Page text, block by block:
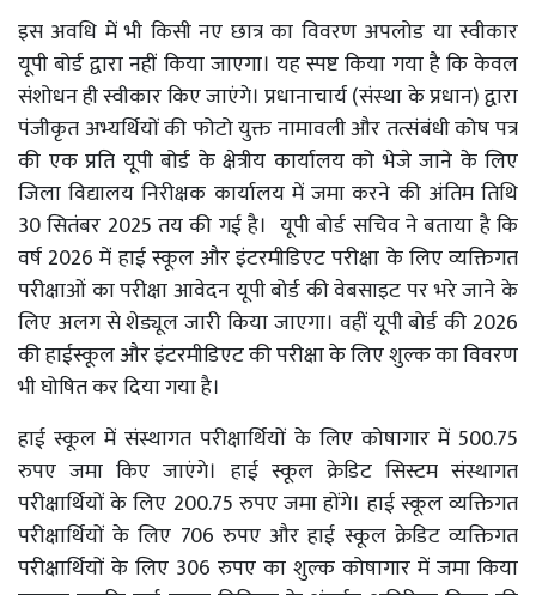
‌इस अवधि में भी किसी नए छात्र का विवरण अपलोड या स्वीकार
यूपी बोर्ड द्वारा नहीं किया जाएगा। यह स्पष्ट किया गया है कि केवल
संशोधन ही स्वीकार किए जाएंगे। प्रधानाचार्य (संस्था के प्रधान) द्वारा
पंजीकृत अभ्यर्थियों की फोटो युक्त नामावली और तत्संबंधी कोष पत्र
की एक प्रति यूपी बोर्ड के क्षेत्रीय कार्यालय को भेजे जाने के लिए
जिला विद्यालय निरीक्षक कार्यालय में जमा करने की अंतिम तिथि
30 सितंबर 2025 तय की गई है। यूपी बोर्ड सचिव ने बताया है कि
वर्ष 2026 में हाई स्कूल और इंटरमीडिएट परीक्षा के लिए व्यक्तिगत
परीक्षाओं का परीक्षा आवेदन यूपी बोर्ड की वेबसाइट पर भरे जाने के
लिए अलग से शेड्यूल जारी किया जाएगा। वहीं यूपी बोर्ड की 2026
की हाईस्कूल और इंटरमीडिएट की परीक्षा के लिए शुल्क का विवरण
भी घोषित कर दिया गया है।
हाई स्कूल में संस्थागत परीक्षार्थियों के लिए कोषागार में 500.75
रुपए जमा किए जाएंगे। हाई स्कूल क्रेडिट सिस्टम संस्थागत
परीक्षार्थियों के लिए 200.75 रुपए जमा होंगे। हाई स्कूल व्यक्तिगत
परीक्षार्थियों के लिए 706 रुपए और हाई स्कूल क्रेडिट व्यक्तिगत
परीक्षार्थियों के लिए 306 रुपए का शुल्क कोषागार में जमा किया